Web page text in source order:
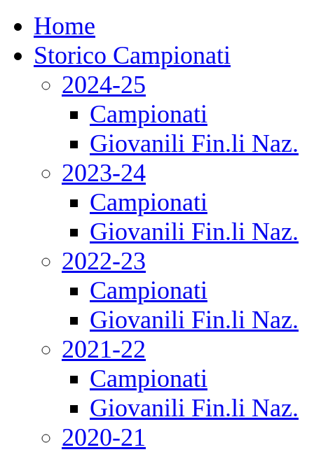
Home
Storico Campionati
2024-25
Campionati
Giovanili Fin.li Naz.
2023-24
Campionati
Giovanili Fin.li Naz.
2022-23
Campionati
Giovanili Fin.li Naz.
2021-22
Campionati
Giovanili Fin.li Naz.
2020-21